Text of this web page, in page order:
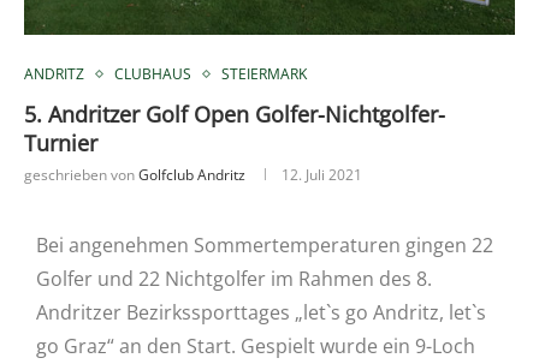
ANDRITZ CLUBHAUS STEIERMARK
5. Andritzer Golf Open Golfer-Nichtgolfer-
Turnier
geschrieben vonGolfclub Andritz 12. Juli 2021
Bei angenehmen Sommertemperaturen gingen 22
Golfer und 22 Nichtgolfer im Rahmen des 8.
Andritzer Bezirkssporttages „let`s go Andritz, let`s
go Graz“ an den Start. Gespielt wurde ein 9-Loch